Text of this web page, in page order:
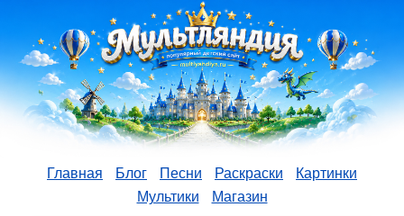
Главная Блог Песни Раскраски
Картинки
Мультики
Магазин